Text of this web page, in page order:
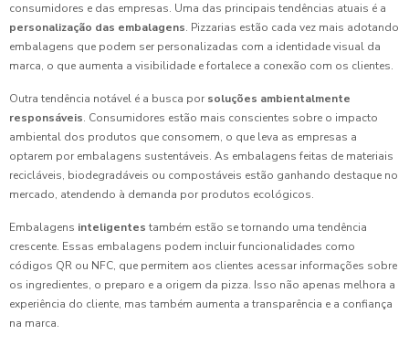
consumidores e das empresas. Uma das principais tendências atuais é a
personalização das embalagens. Pizzarias estão cada vez mais adotando
embalagens que podem ser personalizadas com a identidade visual da
marca, o que aumenta a visibilidade e fortalece a conexão com os clientes.
Outra tendência notável é a busca por soluções ambientalmente
responsáveis. Consumidores estão mais conscientes sobre o impacto
ambiental dos produtos que consomem, o que leva as empresas a
optarem por embalagens sustentáveis. As embalagens feitas de materiais
recicláveis, biodegradáveis ou compostáveis estão ganhando destaque no
mercado, atendendo à demanda por produtos ecológicos.
Embalagens inteligentes também estão se tornando uma tendência
crescente. Essas embalagens podem incluir funcionalidades como
códigos QR ou NFC, que permitem aos clientes acessar informações sobre
os ingredientes, o preparo e a origem da pizza. Isso não apenas melhora a
experiência do cliente, mas também aumenta a transparência e a confiança
na marca.